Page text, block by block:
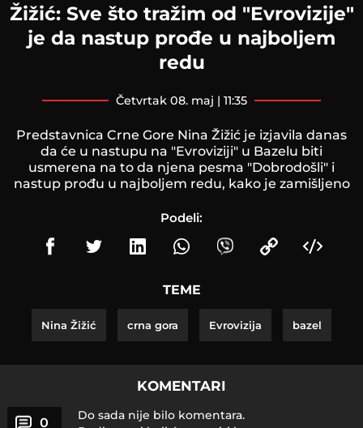
Žižić: Sve što tražim od "Evrovizije"
je da nastup prođe u najboljem
redu
četvrtak 08. maj | 11:35
Predstavnica Crne Gore Nina Žižić je izjavila danas
da će u nastupu na "Evroviziji" u Bazelu biti
usmerena na to da njena pesma "Dobrodošli" i
nastup prođu u najboljem redu, kako je zamišljeno
Podeli:
TEME
Nina Žižić crna gora Evrovizija bazel
KOMENTARI
0
Do sada nije bilo komentara.